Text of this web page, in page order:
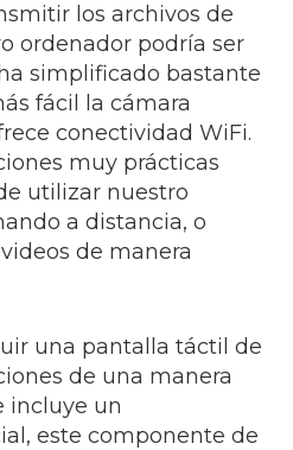
los archivos de
ordenador podría ser
simplificado bastante
fácil la cámara
conectividad WiFi.
muy prácticas
utilizar nuestro
a distancia, o
de manera
una pantalla táctil de
de una manera
incluye un
este componente de